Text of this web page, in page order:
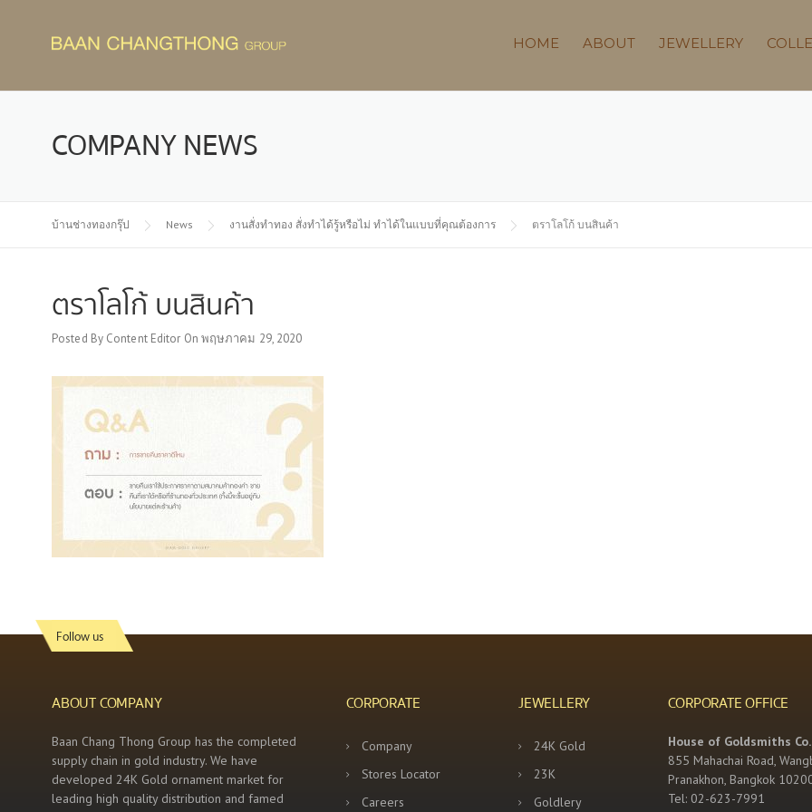
HOME ABOUT JEWELLERY
COMPANY NEWS
บ้านช่างทองกรุ๊ป News งานสั่งทำทอง สั่งทำได้รู้หรือไม่ ทำได้ในแบบที่คุณต้องการ ตราโลโก้ บนสินค้า
ตราโลโก้ บนสินค้า
Posted By Content Editor On พฤษภาคม 29, 2020
Follow us
ABOUT COMPANY
Baan Chang Thong Group has the completed
supply chain in gold industry. We have
developed 24K Gold ornament market for
leading high quality distribution and famed
CORPORATE
Company
Stores Locator
Careers
JEWELLERY
24K Gold
23K
Goldlery
CORPORATE OFFICE
House of Goldsmiths
855 Mahachai Road,
Pranakhon, Bangkok
Tel: 02-623-7991